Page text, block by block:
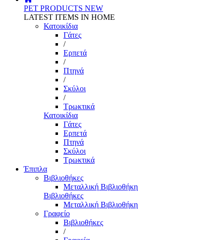
PET PRODUCTS NEW
LATEST ITEMS IN HOME
Κατοικίδια
Γάτες
/
Ερπετά
/
Πτηνά
/
Σκύλοι
/
Τρωκτικά
Κατοικίδια
Γάτες
Ερπετά
Πτηνά
Σκύλοι
Τρωκτικά
Έπιπλα
Βιβλιοθήκες
Μεταλλική Βιβλιοθήκη
Βιβλιοθήκες
Μεταλλική Βιβλιοθήκη
Γραφείο
Βιβλιοθήκες
/